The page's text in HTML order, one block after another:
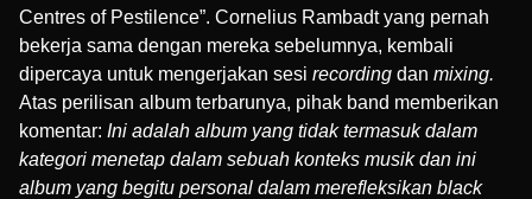
Centres of Pestilence”. Cornelius Rambadtyang pernah
bekerja sama dengan mereka sebelumnya, kembali
dipercaya untuk mengerjakan sesi recording dan mixing.
Atas perilisan album terbarunya, pihak band memberikan
komentar: Ini adalah album yang tidak termasuk dalam
kategori menetap dalam sebuah konteks musik dan ini
album yang begitu personal dalam merefleksikan black